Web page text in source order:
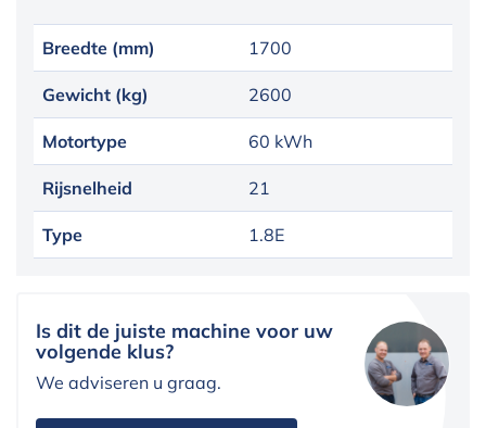
Breedte (mm) 1700
Gewicht (kg) 2600
Motortype 60 kWh
Rijsnelheid 21
Type 1.8E
Is dit de juiste machine voor uw
volgende klus?
We adviseren u graag.